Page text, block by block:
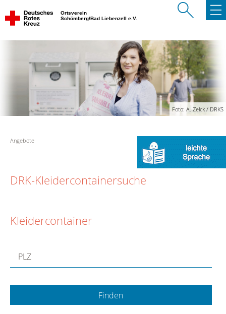
Ortsverein
Schömberg/Bad Liebenzell e.V.
Foto: A. Zelck / DRKS
Angebote
DRK-Kleidercontainersuche
Kleidercontainer
PLZ